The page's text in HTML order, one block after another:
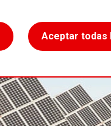
Aceptar todas